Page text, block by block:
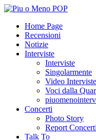
Home Page
Recensioni
Notizie
Interviste
Interviste
Singolarmente
Video Interviste
Voci dalla
Concerti
Photo Story
Report Concerti
Talk To